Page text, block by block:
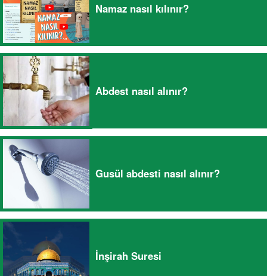
Namaz nasıl kılınır?
Abdest nasıl alınır?
Gusül abdesti nasıl alınır?
İnşirah Suresi